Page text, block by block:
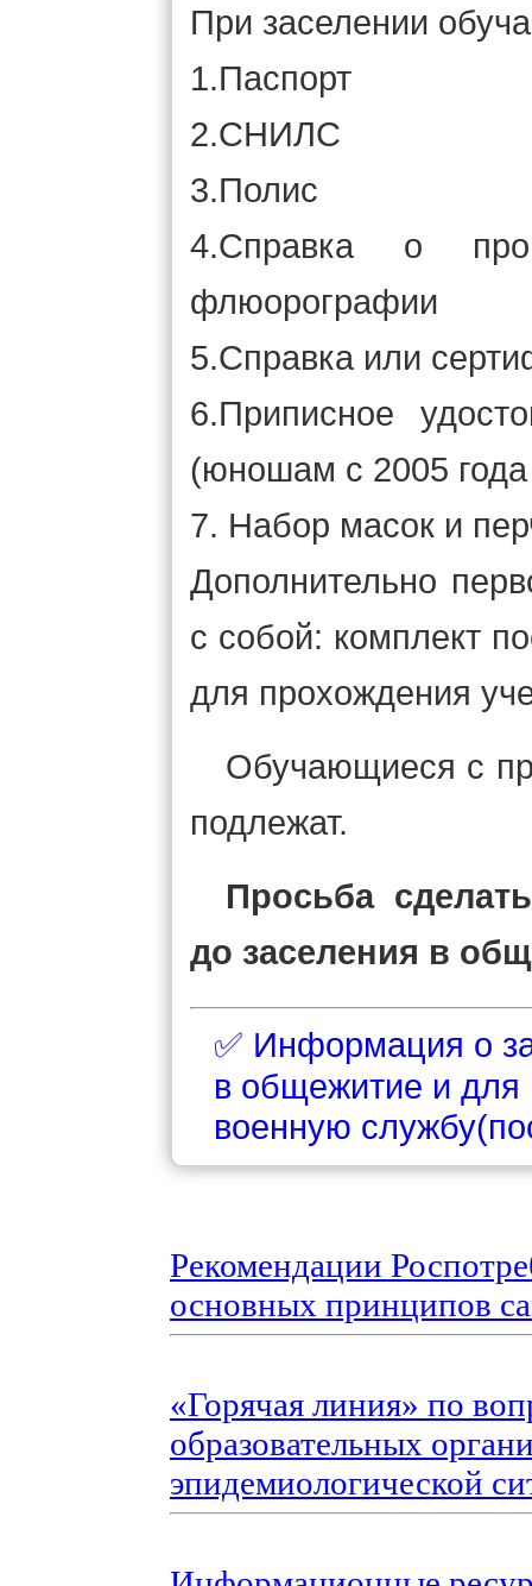
При заселении
1.Паспорт
2.СНИЛС
3.Полис
4.Справка о
флюорографии
5.Справка или
6.Приписное
(юношам с 2005
7. Набор масок и
Дополнительно
с собой: комплект
для прохождения
Обучающиеся с
подлежат.
Просьба
до заселения в
✅ Информация о
в общежитие и
военную
Рекомендации
основных принципов
«Горячая линия» по
образовательных
эпидемиологической